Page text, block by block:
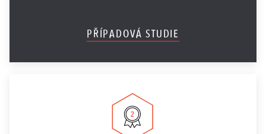
2017
Ročník
Speciální ocenění
PŘÍPADOVÁ STUDIE